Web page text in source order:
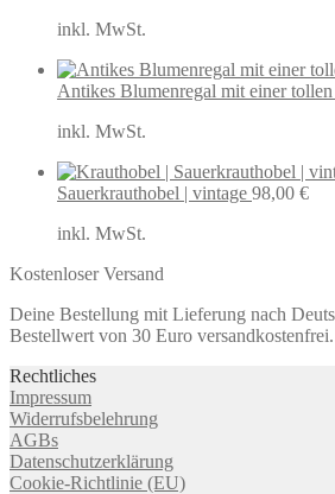
inkl. MwSt.
Antikes Blumenregal mit einer
inkl. MwSt.
Sauerkrauthobel | vintage 98,00 €
inkl. MwSt.
Kostenloser Versand
Deine Bestellung mit Lieferung nach
Bestellwert von 30 Euro versandkostenfrei.
Rechtliches
Impressum
Widerrufsbelehrung
AGBs
Datenschutzerklärung
Cookie-Richtlinie (EU)